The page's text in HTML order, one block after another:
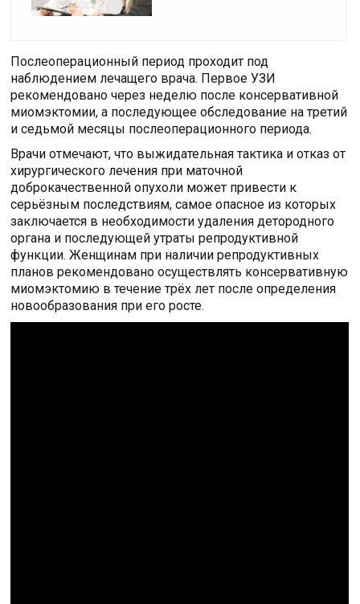
Послеоперационный период проходит под
наблюдением лечащего врача. Первое УЗИ
рекомендовано через неделю после консервативной
миомэктомии, а последующее обследование на третий
и седьмой месяцы послеоперационного периода.
Врачи отмечают, что выжидательная тактика и отказ от
хирургического лечения при маточной
доброкачественной опухоли может привести к
серьёзным последствиям, самое опасное из которых
заключается в необходимости удаления детородного
органа и последующей утраты репродуктивной
функции. Женщинам при наличии репродуктивных
планов рекомендовано осуществлять консервативную
миомэктомию в течение трёх лет после определения
новообразования при его росте.